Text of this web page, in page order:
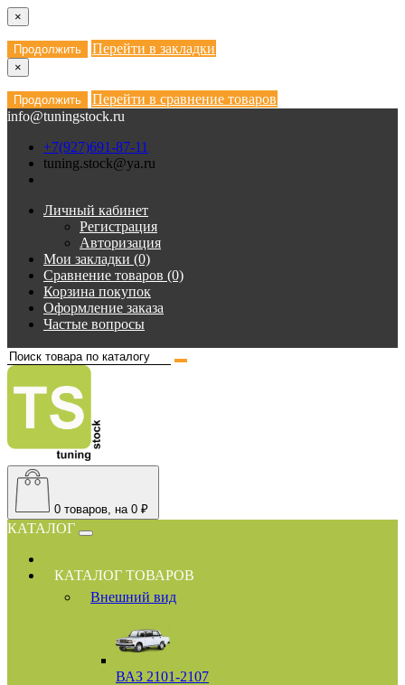
×
Продолжить Перейти в закладки
×
Продолжить
Перейти в сравнение товаров
info@tuningstock.ru
+7(927)691-87-11
tuning.stock@ya.ru
Личный кабинет
Регистрация
Авторизация
Мои закладки (0)
Сравнение товаров (0)
Корзина покупок
Оформление заказа
Частые вопросы
0 товаров, на 0 ₽
КАТАЛОГ
КАТАЛОГ ТОВАРОВ
Внешний вид
ВАЗ 2101-2107